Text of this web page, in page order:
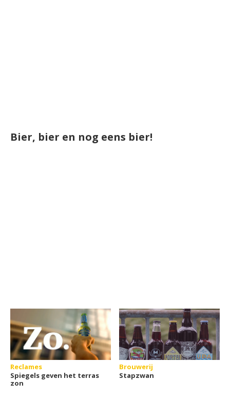
Bier, bier en nog eens bier!
Reclames
Spiegels geven het terras
zon
Brouwerij
Stapzwan